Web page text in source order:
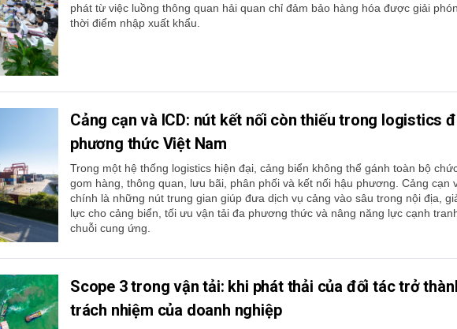
phát từ việc luồng thông quan hải quan chỉ đảm bảo hàng hóa được giải
thời điểm nhập xuất khẩu.
Cảng cạn và ICD: nút kết nối còn thiếu trong logistics
phương thức Việt Nam
Trong một hệ thống logistics hiện đại, cảng biển không thể gánh toàn bộ
gom hàng, thông quan, lưu bãi, phân phối và kết nối hậu phương. Cảng cạn
chính là những nút trung gian giúp đưa dịch vụ cảng vào sâu trong nội địa,
lực cho cảng biển, tối ưu vận tải đa phương thức và nâng năng lực cạnh
chuỗi cung ứng.
Scope 3 trong vận tải: khi phát thải của đối tác trở
trách nhiệm của doanh nghiệp